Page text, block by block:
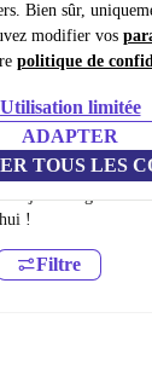
Bien sûr,
modifier vos
politique de
Utilisation limitée
ADAPTER
TOUS LES
Tablettes Montres
à
30 jours et garantie
!
Filtre